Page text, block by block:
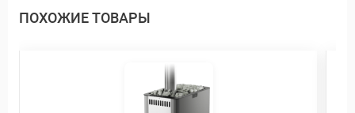
ПОХОЖИЕ ТОВАРЫ